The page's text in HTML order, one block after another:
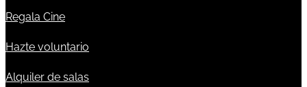
Regala Cine
Hazte voluntario
Alquiler de salas